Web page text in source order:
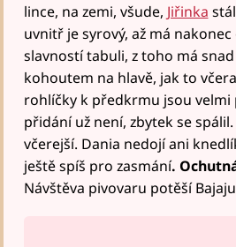
lince, na zemi, všude, Jiřinka
uvnitř je syrový, až má
slavností tabuli, z toho má
kohoutem na hlavě, jak to
rohlíčky k předkrmu jsou velmi
přidání už není, zbytek se
včerejší. Dania nedojí ani
ještě spíš pro zasmání.
Návštěva pivovaru potěší